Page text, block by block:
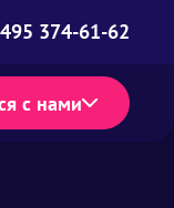
374-61-62
с нами